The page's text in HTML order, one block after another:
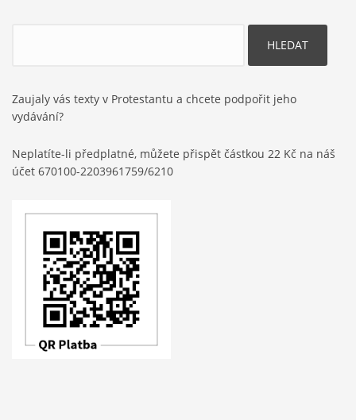
Zaujaly vás texty v Protestantu a chcete podpořit jeho
vydávání?
Neplatíte-li předplatné, můžete přispět částkou 22 Kč na náš
účet 670100-2203961759/6210